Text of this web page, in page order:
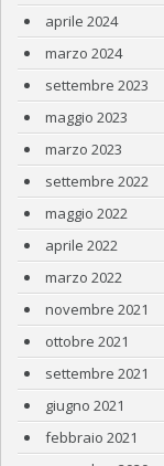
aprile 2024
marzo 2024
settembre 2023
maggio 2023
marzo 2023
settembre 2022
maggio 2022
aprile 2022
marzo 2022
novembre 2021
ottobre 2021
settembre 2021
giugno 2021
febbraio 2021